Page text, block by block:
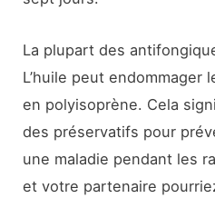
La plupart des
L’huile peut endommager
en polyisoprène. Cela
des préservatifs pour
une maladie pendant les
et votre partenaire